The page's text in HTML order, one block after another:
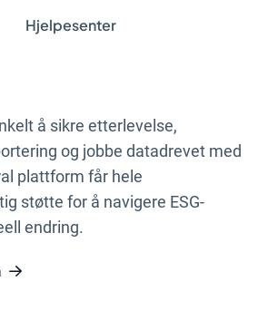
Hjelpesenter
å sikre etterlevelse,
og jobbe datadrevet med
plattform får hele
støtte for å navigere ESG-
endring.